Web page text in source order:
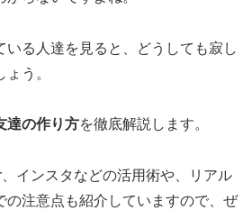
いる人達を見ると、どうしても寂し
う。
達の作り方を徹底解説します。
インスタなどの活用術や、リアル
の注意点も紹介していますので、ぜ